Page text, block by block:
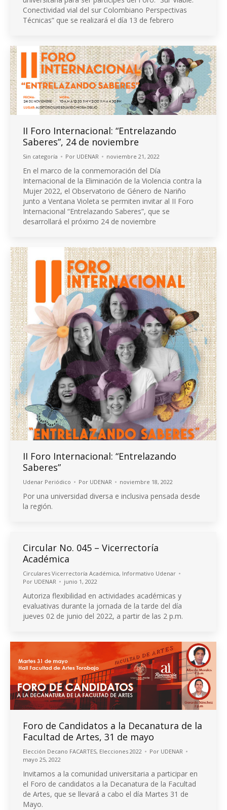
Conectividad vial del sur Colombiano Perspectivas
Técnicas” que se realizará el día 13 de febrero
II Foro Internacional: “Entrelazando
Saberes”, 24 de noviembre
Sin categoría Por UDENAR noviembre 21, 2022
En el marco de la conmemoración del Día
Internacional de la Eliminación de la Violencia contra la
Mujer 2022, el Observatorio de Género de Nariño
junto a Ventana Violeta se permiten invitar al II Foro
Internacional “Entrelazando Saberes”, que se
desarrollará el próximo 24 de noviembre
II Foro Internacional: “Entrelazando
Saberes”
Udenar Periódico Por UDENAR noviembre 18, 2022
Por una universidad diversa e inclusiva pensada desde
la región.
Circular No. 045 – Vicerrectoría
Académica
Circulares Vicerrectoría Académica, Informativo Udenar
Por UDENAR junio 1, 2022
Autoriza flexibilidad en actividades académicas y
evaluativas durante la jornada de la tarde del día
jueves 02 de junio del 2022, a partir de las 2 p.m.
Foro de Candidatos a la Decanatura de la
Facultad de Artes, 31 de mayo
Elección Decano FACARTES, Elecciones 2022 Por UDENAR
mayo 25, 2022
Invitamos a la comunidad universitaria a participar en
el Foro de candidatos a la Decanatura de la Facultad
de Artes, que se llevará a cabo el día Martes 31 de
Mayo.